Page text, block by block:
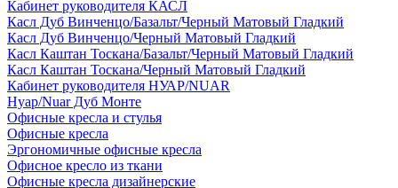
Кабинет руководителя КАСЛ
Касл Дуб Винченцо/Базальт/Черный Матовый Гладкий
Касл Дуб Винченцо/Черный Матовый Гладкий
Касл Каштан Тоскана/Базальт/Черный Матовый Гладкий
Касл Каштан Тоскана/Черный Матовый Гладкий
Кабинет руководителя НУАР/NUAR
Нуар/Nuar Дуб Монте
Офисные кресла и стулья
Офисные кресла
Эргономичные офисные кресла
Офисное кресло из ткани
Офисные кресла дизайнерские